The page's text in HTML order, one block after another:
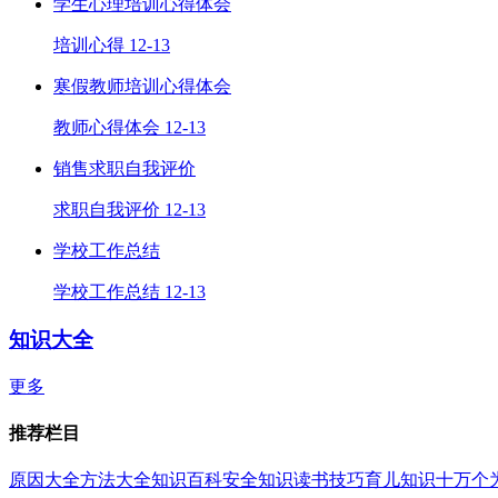
学生心理培训心得体会
培训心得 12-13
寒假教师培训心得体会
教师心得体会 12-13
销售求职自我评价
求职自我评价 12-13
学校工作总结
学校工作总结 12-13
知识大全
更多
推荐栏目
原因大全方法大全知识百科安全知识读书技巧育儿知识十万个